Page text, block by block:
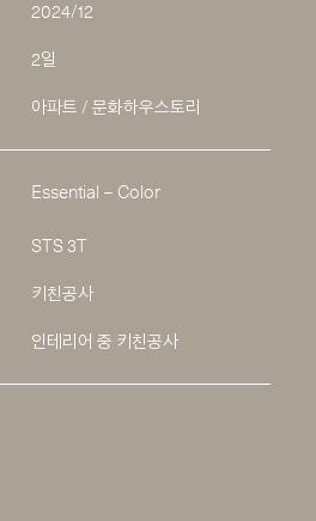
2024/12
2일
아파트 / 문화하우스토리
Essential – Color
STS 3T
키친공사
인테리어 중 키친공사